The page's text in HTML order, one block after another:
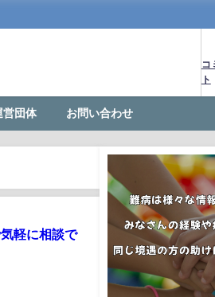
コ
ト
営団体 お問い合わせ
軽に相談で